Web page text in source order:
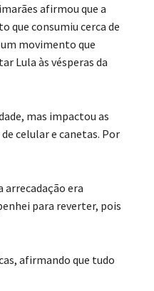
afirmou que a
que consumiu cerca de
movimento que
Lula às vésperas da
mas impactou as
celular e canetas. Por
arrecadação era
para reverter, pois
afirmando que tudo